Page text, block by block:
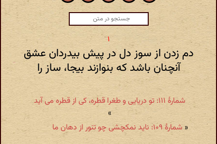
دم زدن از سوز دل در پیش بیدردان عشق
آنچنان باشد که بنوازند بیجا، ساز را
شمارهٔ ۱۱۱: تو دریایی و طغرا قطره، کی از قطره می آید
»
« شمارهٔ ۱۰۹: ناید نمکچشی چو تنور از دهان ما